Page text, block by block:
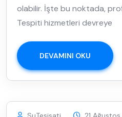
olabilir. İşte bu noktada,
Tespiti hizmetleri devreye
DEVAMINI OKU